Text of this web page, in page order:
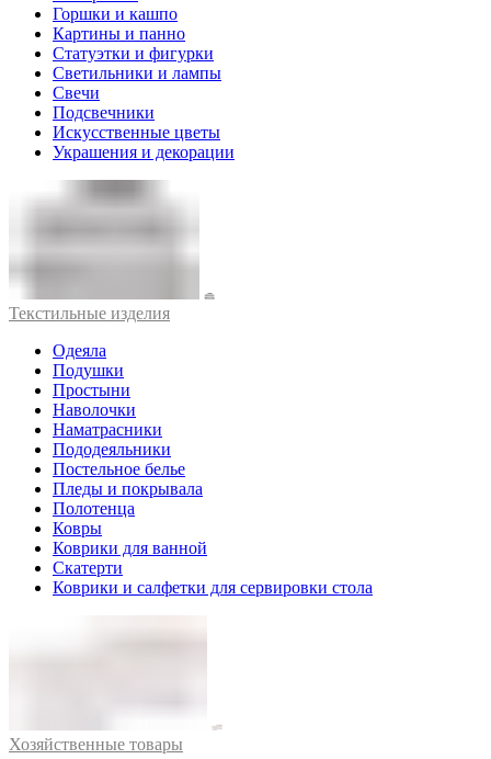
Горшки и кашпо
Картины и панно
Статуэтки и фигурки
Светильники и лампы
Свечи
Подсвечники
Искусственные цветы
Украшения и декорации
Текстильные изделия
Одеяла
Подушки
Простыни
Наволочки
Наматрасники
Пододеяльники
Постельное белье
Пледы и покрывала
Полотенца
Ковры
Коврики для ванной
Скатерти
Коврики и салфетки для сервировки стола
Хозяйственные товары